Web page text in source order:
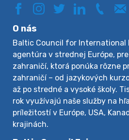
O nás
Baltic Council for International
agentúra v strednej Európe,
zahraničí, ktorá ponúka rôzne
zahraničí – od jazykových
až po stredné a vysoké školy.
rok využívajú naše služby na
príležitostí v Európe, USA,
krajinách.